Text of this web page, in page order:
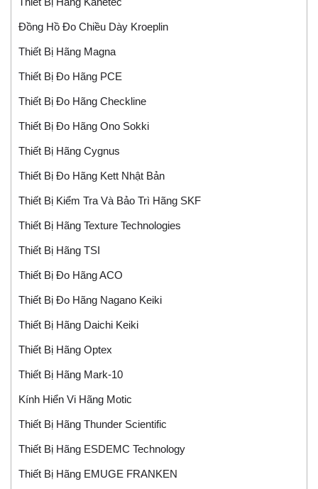
Đồng Hồ Đo Chiều Dày Kroeplin
Thiết Bị Hãng Magna
Thiết Bị Đo Hãng PCE
Thiết Bị Đo Hãng Checkline
Thiết Bị Đo Hãng Ono Sokki
Thiết Bị Hãng Cygnus
Thiết Bị Đo Hãng Kett Nhật Bản
Thiết Bị Kiểm Tra Và Bảo Trì Hãng SKF
Thiết Bị Hãng Texture Technologies
Thiết Bị Hãng TSI
Thiết Bị Đo Hãng ACO
Thiết Bị Đo Hãng Nagano Keiki
Thiết Bị Hãng Daichi Keiki
Thiết Bị Hãng Optex
Thiết Bị Hãng Mark-10
Kính Hiển Vi Hãng Motic
Thiết Bị Hãng Thunder Scientific
Thiết Bị Hãng ESDEMC Technology
Thiết Bị Hãng EMUGE FRANKEN